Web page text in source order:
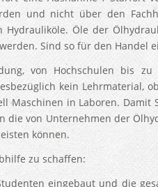
und nicht über den
Hydrauliköle. Öle der
Sind so für den Handel
von Hochschulen bis zu
kein Lehrmaterial,
Maschinen in Laboren.
die von Unternehmen der
können.
zu schaffen:
eingebaut und die